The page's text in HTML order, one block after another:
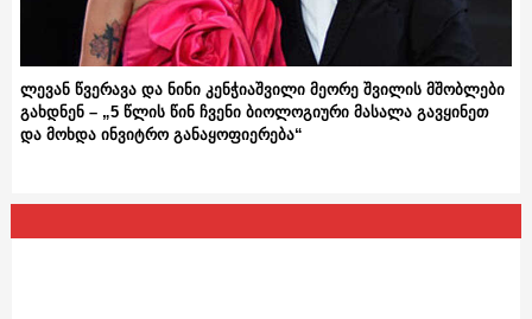
ლევან წვერავა და ნინი კენჭიაშვილი მეორე შვილის მშობლები
გახდნენ – „5 წლის წინ ჩვენი ბიოლოგიური მასალა გავყინეთ
და მოხდა ინვიტრო განაყოფიერება“